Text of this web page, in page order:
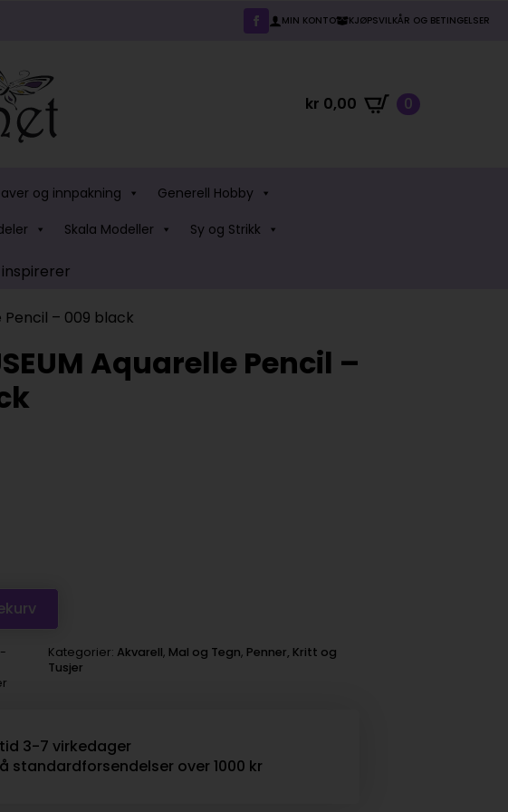
MIN KONTO KJØPSVILKÅR OG BETINGELSER
kr 0,00 0
og innpakning
Generell Hobby
Skala Modeller Sy og Strikk
Pencil – 009 black
Aquarelle Pencil –
Kategorier: Akvarell, Mal og Tegn, Penner, Kritt og
Tusjer
3-7 virkedager
standardforsendelser over 1000 kr